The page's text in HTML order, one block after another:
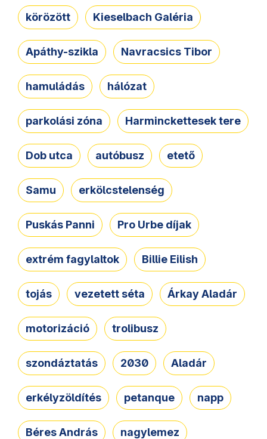
körözött Kieselbach Galéria
Apáthy-szikla Navracsics Tibor
hamuládás hálózat
parkolási zóna Harminckettesek tere
Dob utca autóbusz etető
Samu erkölcstelenség
Puskás Panni Pro Urbe díjak
extrém fagylaltok Billie Eilish
tojás vezetett séta Árkay Aladár
motorizáció trolibusz
szondáztatás 2030 Aladár
erkélyzöldítés petanque napp
Béres András nagylemez